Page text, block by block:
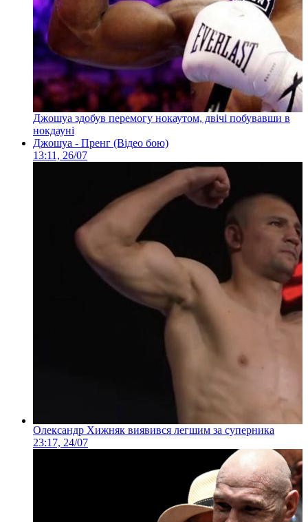
Джошуа здобув перемогу нокаутом, двічі побувавши в
нокдауні
Джошуа - Пренг (Відео бою)
13:11, 26/07
Олександр Хижняк виявився легшим за суперника
23:17, 24/07